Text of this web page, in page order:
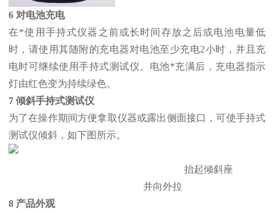
6 对电池充电
在*使用手持式仪器之前或长时间存放之后或电池电量低
时，请使用其随附的充电器对电池至少充电2小时，并且充
电时可继续使用手持式测试仪。电池*充满后，充电器指示
灯由红色变为持续绿色。
7 倾斜手持式测试仪
为了在操作期间方便拿取仪器或露出侧面接口，可使手持式
测试仪倾斜，如下图所示。
抬起倾斜座
并向外拉
8 产品外观